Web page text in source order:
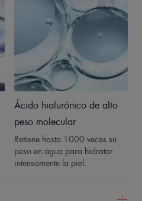
Ácido hialurónico de alto
peso molecular
Retiene hasta 1000 veces su
peso en agua para hidratar
intensamente la piel.